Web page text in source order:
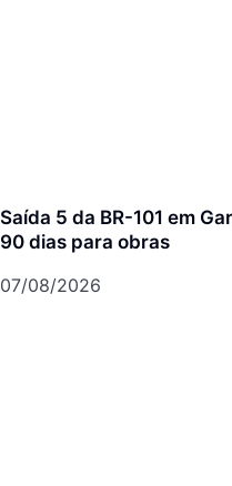
Saída 5 da BR-101 em
90 dias para obras
07/08/2026